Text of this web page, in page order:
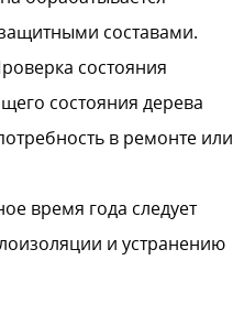
составами.
состояния
состояния дерева
в ремонте или
время года следует
и устранению